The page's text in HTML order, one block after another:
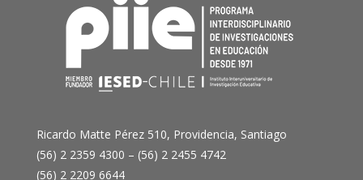
Ricardo Matte Pérez 510, Providencia, Santiago
(56) 2 2359 4300 – (56) 2 2455 4742
(56) 2 2209 6644